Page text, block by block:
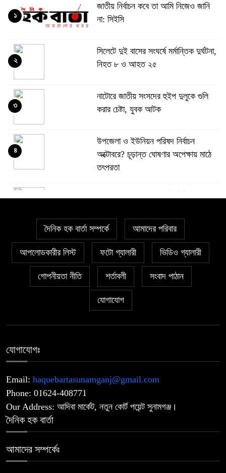
জাতীয় নির্বাচন কবে তা আমি নিজেও জানি
না: সিইসি
১
সিলেটে দুই বাসের সংঘর্ষে মর্মান্তিক দুর্ঘটনা,
নিহত ৮ ও আহত ২৫
২
নাটোরে জাতীয় সংসদের হুইপ দুলুকে গুলি
করার চেষ্টা, যুবক আটক
৩
উপজেলা ও ইউনিয়ন পরিষদ নির্বাচন
অক্টোবরে? চূড়ান্ত ঘোষণার অপেক্ষায় মাঠে
তৎপরতা
৪
নেতা
‎সিলেট রেঞ্জের শ্রেষ্ঠ অফিসার ইনচার্জ
নির্বাচিত দিরাই থানার ওসি মো. আমিনুল
ইসলাম
‎১১ দলীয় ঐক্যের ঘেরাও কর্মসূচি ঘিরে
সচিবালয়ের সব গেট বন্ধ
রহমানকে উপস্থাপন.!
৮
জুলাই গণঅভ্যুত্থান দিবস: সুনামগঞ্জে
৯
‎আমরা শিয়ালের হাতে মুরগি তুলে দেওয়ার
দৈনিক হক বার্তা সম্পর্কে আমাদের পরিবার
আপলোডকারীর লিস্ট ফটো গ্যালারী ভিডিও গ্যালারী
গোপনীয়তা নীতি শর্তাবলী সংবাদ পাঠান
যোগাযোগ
যোগাযোগঃ
Email: haquebartasunamganj@gmail.com
Phone: 01624-408771
Our Address: আদিবা মার্কেট, নতুন কোর্ট পয়েন্ট সুনামগঞ্জ।
দৈনিক হক বার্তা
আমাদের সম্পর্কেঃ